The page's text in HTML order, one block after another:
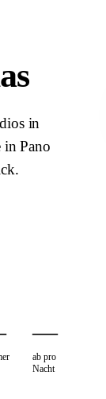
in
in Pano
—
ab pro
Nacht